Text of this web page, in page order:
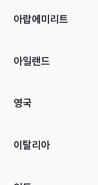
아랍에미리트
아일랜드
영국
이탈리아